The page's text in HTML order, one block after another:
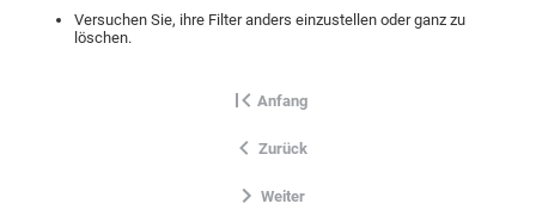
Versuchen Sie, ihre Filter anders einzustellen oder ganz zu
löschen.
Anfang
Zurück
Weiter